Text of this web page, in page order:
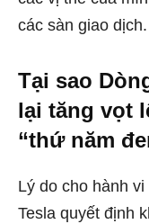
các sàn giao dịch.
Tại sao
lại tăng vọt
“thứ năm
Lý do cho hành
Tesla quyết định